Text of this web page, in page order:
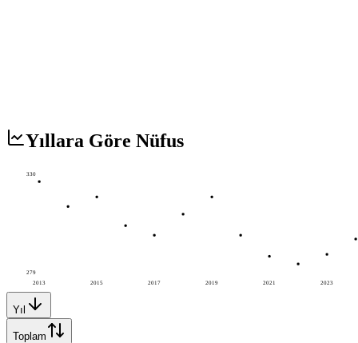
Yıllara Göre Nüfus
2013 2015 2017 2019 2021 2023
330
279
Yıl
Toplam